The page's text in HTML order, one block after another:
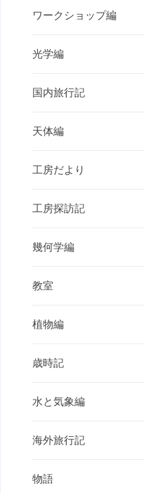
ワークショップ編
光学編
国内旅行記
天体編
工房だより
工房探訪記
幾何学編
教室
植物編
歳時記
水と気象編
海外旅行記
物語